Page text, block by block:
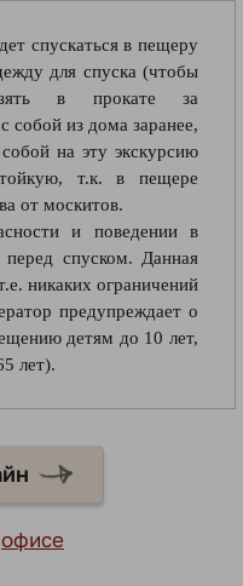
спускаться в пещеру
для спуска (чтобы
в прокате за
собой из дома заранее,
на эту экскурсию
т.к. в пещере
от москитов.
и поведении в
спуском. Данная
никаких ограничений
предупреждает о
детям до 10 лет,
лет).
офисе